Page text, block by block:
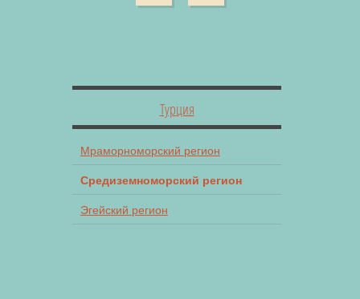
Турция
Мраморноморский регион
Средиземноморский регион
Эгейский регион